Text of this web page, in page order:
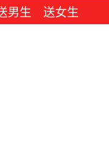
男生 送女生